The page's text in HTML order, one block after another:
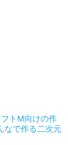
トM向けの作
なで作る二次元